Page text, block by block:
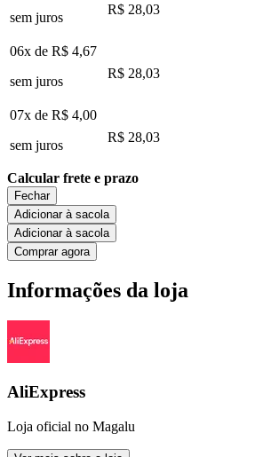
sem juros
R$ 28,03
06x de R$ 4,67
sem juros
R$ 28,03
07x de R$ 4,00
sem juros
R$ 28,03
Calcular frete e prazo
Fechar
Adicionar à sacola
Adicionar à sacola
Comprar agora
Informações da loja
AliExpress
Loja oficial no Magalu